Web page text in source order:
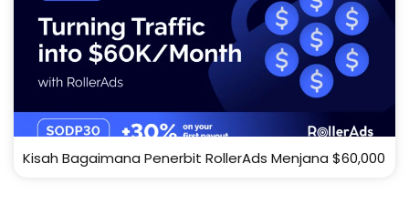
Kisah Bagaimana Penerbit RollerAds Menjana $60,000